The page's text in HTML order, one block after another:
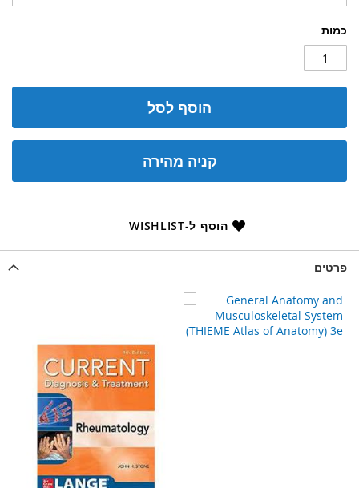
כמות
הוסף לסל
קניה מהירה
הוסף ל-WISHLIST
פרטים